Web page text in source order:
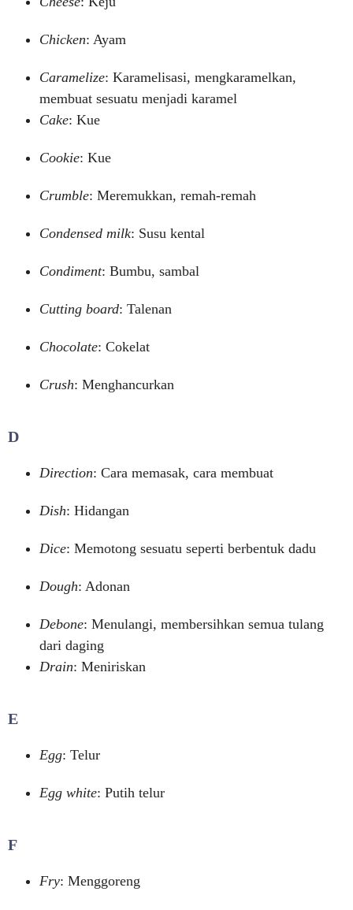
Chicken: Ayam
Caramelize: Karamelisasi, mengkaramelkan,
membuat sesuatu menjadi karamel
Cake: Kue
Cookie: Kue
Crumble: Meremukkan, remah-remah
Condensed milk: Susu kental
Condiment: Bumbu, sambal
Cutting board: Talenan
Chocolate: Cokelat
Crush: Menghancurkan
D
Direction: Cara memasak, cara membuat
Dish: Hidangan
Dice: Memotong sesuatu seperti berbentuk dadu
Dough: Adonan
Debone: Menulangi, membersihkan semua tulang
dari daging
Drain: Meniriskan
E
Egg: Telur
Egg white: Putih telur
F
Fry: Menggoreng